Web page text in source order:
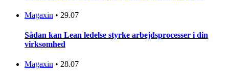
Magaxin • 29.07
Sådan kan Lean ledelse styrke arbejdsprocesser i din
virksomhed
Magaxin • 28.07